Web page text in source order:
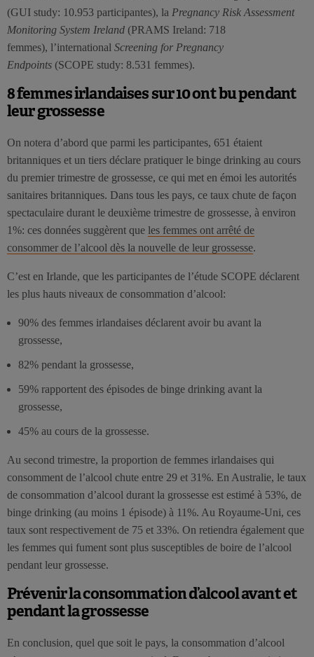
(GUI study: 10.953 participantes), la Pregnancy Risk Assessment
Monitoring System Ireland (PRAMS Ireland: 718
femmes), l’international Screening for Pregnancy
Endpoints (SCOPE study: 8.531 femmes).
8 femmes irlandaises sur 10 ont bu pendant
leur grossesse
On notera d’abord que parmi les participantes, 651 étaient
britanniques et un tiers déclare pratiquer le binge drinking au cours
du premier trimestre de grossesse, ce qui met en émoi les autorités
sanitaires britanniques. Dans tous les pays, ce taux chute de façon
spectaculaire durant le deuxième trimestre de grossesse, à environ
1%: ces données suggèrent que les femmes ont arrêté de
consommer de l’alcool dès la nouvelle de leur grossesse.
C’est en Irlande, que les participantes de l’étude SCOPE déclarent
les plus hauts niveaux de consommation d’alcool:
90% des femmes irlandaises déclarent avoir bu avant la
grossesse,
82% pendant la grossesse,
59% rapportent des épisodes de binge drinking avant la
grossesse,
45% au cours de la grossesse.
Au second trimestre, la proportion de femmes irlandaises qui
consomment de l’alcool chute entre 29 et 31%. En Australie, le taux
de consommation d’alcool durant la grossesse est estimé à 53%, de
binge drinking (au moins 1 épisode) à 11%. Au Royaume-Uni, ces
taux sont respectivement de 75 et 33%. On retiendra également que
les femmes qui fument sont plus susceptibles de boire de l’alcool
pendant leur grossesse.
Prévenir la consommation d’alcool avant et
pendant la grossesse
En conclusion, quel que soit le pays, la consommation d’alcool